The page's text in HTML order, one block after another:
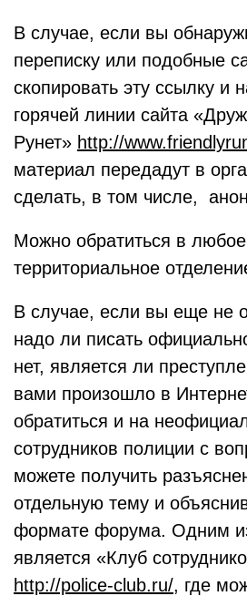
В случае, если вы
переписку или подобные
скопировать эту ссылку и
горячей линии сайта
Рунет» http://
материал передадут в
сделать, в том числе,
Можно обратиться в любое
территориальное
В случае, если вы еще не
надо ли писать
нет, является ли
вами произошло в
обратиться и на
сотрудников полиции с
можете получить
отдельную тему и
формате форума. Одним
является «Клуб
http://police-club.ru/, где